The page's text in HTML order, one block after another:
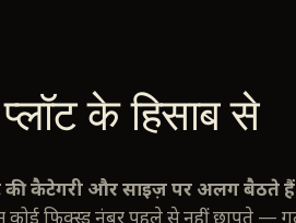
के हिसाब से
की कैटेगरी और साइज़ पर अलग बैठते हैं